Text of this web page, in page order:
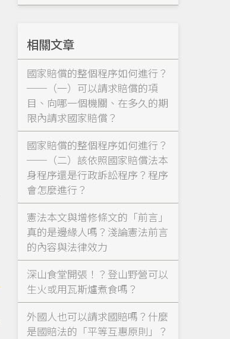
相關文章
國家賠償的整個程序如何進行？
──（一）可以請求賠償的項
目、向哪一個機關、在多久的期
限內請求國家賠償？
國家賠償的整個程序如何進行？
──（二）該依照國家賠償法本
身程序還是行政訴訟程序？程序
會怎麼進行？
憲法本文與增修條文的「前言」
真的是邊緣人嗎？淺論憲法前言
的內容與法律效力
深山食堂開張！？登山野營可以
生火或用瓦斯爐煮食嗎？
外國人也可以請求國賠嗎？什麼
是國賠法的「平等互惠原則」？